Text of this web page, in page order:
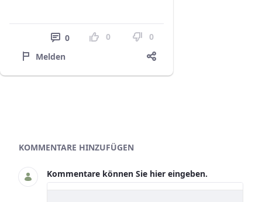
0 0
0
Melden
Blogs
KOMMENTARE HINZUFÜGEN
Kommentare können Sie hier eingeben.